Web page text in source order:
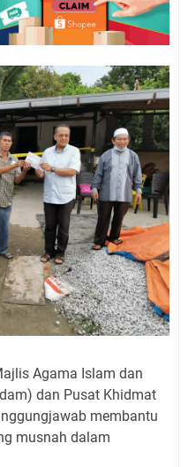
Agama Islam dan
dan Pusat Khidmat
membantu
musnah dalam